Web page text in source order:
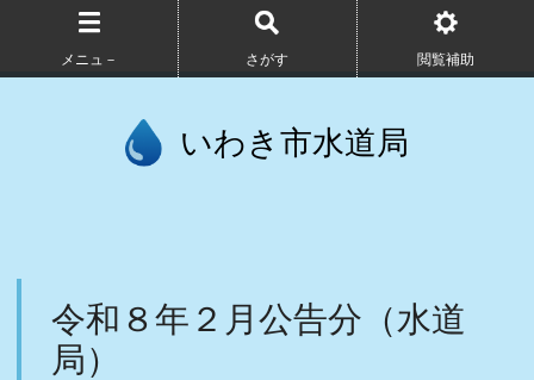
メニュ－ さがす 閲覧補助
いわき市水道局
令和８年２月公告分（水道
局）